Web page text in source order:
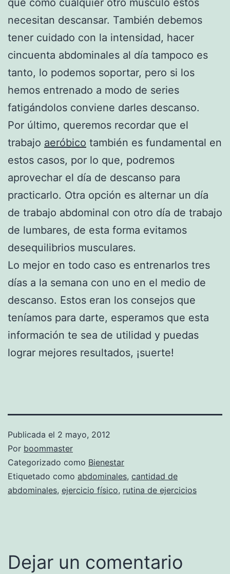
necesitan descansar. También debemos
tener cuidado con la intensidad, hacer
cincuenta abdominales al día tampoco es
tanto, lo podemos soportar, pero si los
hemos entrenado a modo de series
fatigándolos conviene darles descanso.
Por último, queremos recordar que el
trabajo aeróbico también es fundamental en
estos casos, por lo que, podremos
aprovechar el día de descanso para
practicarlo. Otra opción es alternar un día
de trabajo abdominal con otro día de trabajo
de lumbares, de esta forma evitamos
desequilibrios musculares.
Lo mejor en todo caso es entrenarlos tres
días a la semana con uno en el medio de
descanso. Estos eran los consejos que
teníamos para darte, esperamos que esta
información te sea de utilidad y puedas
lograr mejores resultados, ¡suerte!
Publicada el 2 mayo, 2012
Por boommaster
Categorizado como Bienestar
Etiquetado como abdominales, cantidad de
abdominales, ejercicio físico, rutina de ejercicios
Dejar un comentario